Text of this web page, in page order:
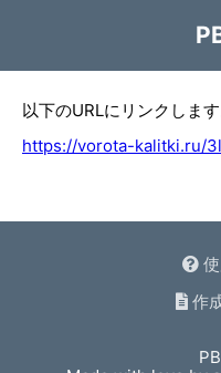
以下のURLにリンクしま
https://vorota-kalitki.ru/
使
作